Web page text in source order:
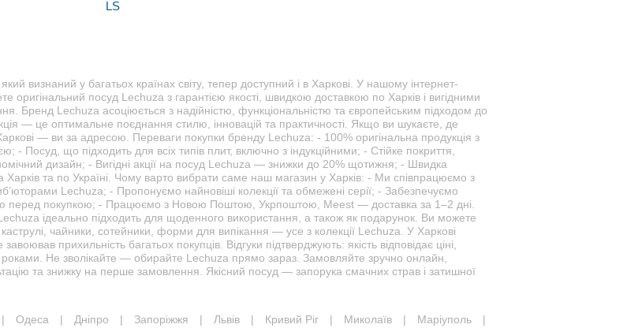
визнаний у багатьох країнах світу, тепер доступний і в Харкові. У нашому інтернет-
оригінальний посуд Lechuza з гарантією якості, швидкою доставкою по Харків і вигідними
Бренд Lechuza асоціюється з надійністю, функціональністю та європейським підходом до
— це оптимальне поєднання стилю, інновацій та практичності. Якщо ви шукаєте, де
— ви за адресою. Переваги покупки бренду Lechuza: - 100% оригінальна продукція з
- Посуд, що підходить для всіх типів плит, включно з індукційними; - Стійке покриття,
дизайн; - Вигідні акції на посуд Lechuza — знижки до 20% щотижня; - Швидка
Харків та по Україні. Чому варто вибрати саме наш магазин у Харків: - Ми співпрацюємо з
Lechuza; - Пропонуємо найновіші колекції та обмежені серії; - Забезпечуємо
перед покупкою; - Працюємо з Новою Поштою, Укрпоштою, Meest — доставка за 1–2 дні.
ідеально підходить для щоденного використання, а також як подарунок. Ви можете
каструлі, чайники, сотейники, форми для випікання — усе з колекції Lechuza. У Харкові
прихильність багатьох покупців. Відгуки підтверджують: якість відповідає ціні,
роками. Не зволікайте — обирайте Lechuza прямо зараз. Замовляйте зручно онлайн,
та знижку на перше замовлення. Якісний посуд — запорука смачних страв і затишної
| Одеса | Дніпро | Запоріжжя | Львів | Кривий Ріг | Миколаїв | Маріуполь |